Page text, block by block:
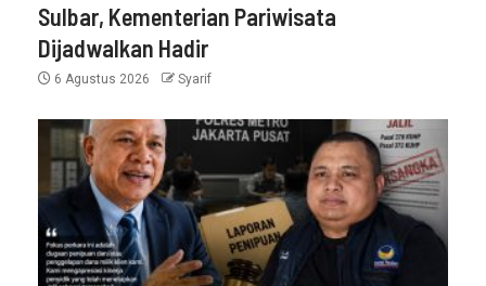
Sulbar, Kementerian Pariwisata
Dijadwalkan Hadir
6 Agustus 2026 Syarif